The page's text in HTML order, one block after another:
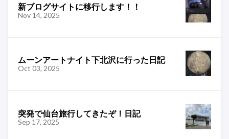
新ブログサイトに移行します！！
Nov 14, 2025
ムーンアートナイト下北沢に行った日記
Oct 03, 2025
突発で仙台旅行してきたぞ！日記
Sep 17, 2025